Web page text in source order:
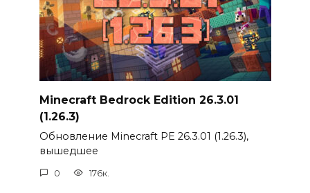
Minecraft Bedrock Edition 26.3.01
(1.26.3)
Обновление Minecraft PE 26.3.01 (1.26.3),
вышедшее
0 176к.